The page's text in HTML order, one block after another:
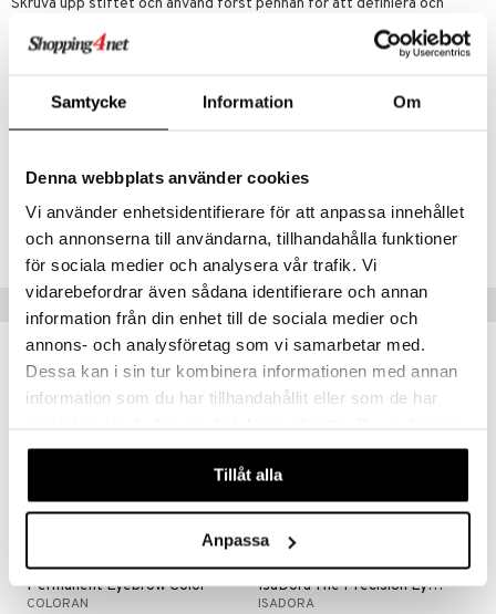
Samtycke Information Om
Denna webbplats använder cookies
Vi använder enhetsidentifierare för att anpassa innehållet
och annonserna till användarna, tillhandahålla funktioner
för sociala medier och analysera vår trafik. Vi
vidarebefordrar även sådana identifierare och annan
information från din enhet till de sociala medier och
annons- och analysföretag som vi samarbetar med.
Dessa kan i sin tur kombinera informationen med annan
information som du har tillhandahållit eller som de har
våra cookies vid fortsatt användande av vår webbplats.
Tillåt alla
Anpassa
Skruva upp stiftet och använd först pennan för att definiera och
Steg 2:
områden och tona ut för ett mjukare men fylligare intryck.
CMX35-MF-1-002-XX
Lägsta pris senaste 30 dagarna: 124 kr
Populära produkter
Permanent Eyebrow Color
COLORAN
-30%
IsaDora The Precision Eyebrow Pen
ISADORA
gåva på köpet!